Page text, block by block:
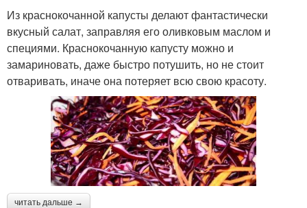
Из краснокочанной капусты делают фантастически
вкусный салат, заправляя его оливковым маслом и
специями. Краснокочанную капусту можно и
замариновать, даже быстро потушить, но не стоит
отваривать, иначе она потеряет всю свою красоту.
читать дальше →